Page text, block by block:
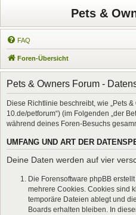
Pets &
FAQ
Foren-Übersicht
Pets & Owners Forum -
Diese Richtlinie beschreibt, wie „Pets
10.de/petforum“) (im Folgenden „der
während deines Foren-Besuchs
UMFANG UND ART DER
Deine Daten werden auf vier
Die Forensoftware phpBB
mehrere Cookies. Cookies sind
temporäre Dateien ablegt und
Boards erhalten bleiben. In